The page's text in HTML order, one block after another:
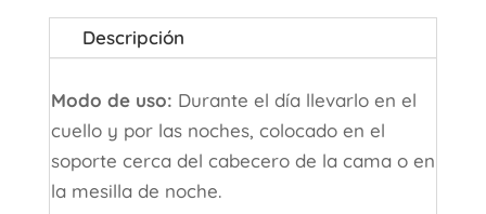
Descripción
Modo de uso: Durante el día llevarlo en el
cuello y por las noches, colocado en el
soporte cerca del cabecero de la cama o en
la mesilla de noche.